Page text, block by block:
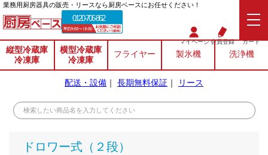
業務⽤厨房器具の販売・リースなら厨房ベースにお任せください！
0120-706-862
マイページ会員登録 カート
縦型冷蔵庫
冷凍庫
横型冷蔵庫
冷凍庫
フライヤー 製氷機 洗浄機
配送・設備 ｜ 長期無料保証 ｜ リース
ドロワー式（２段）